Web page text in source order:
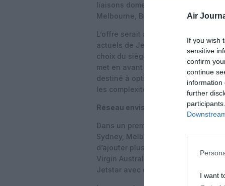
Air
If you wish
sensitive
confirm
continue
information
further
I want
liaisons domestiques à forte
Melbourne, Brisbane et Adelaide,
L’offre serait articulée autour de
actuels de Jetstar, avec la
choix du siège, restauration et
met en avant un modèle
destiné à optimiser la productivité
les complexités opérationnelles
Réseau envisagé et
Dans un premier temps, Zinc viserait
Sydney, Melbourne, Brisbane –
d’ajouter plus tard la Gold Coast.
Virgin Australia sur le marché
Jetstar avec des tarifs inférieurs à